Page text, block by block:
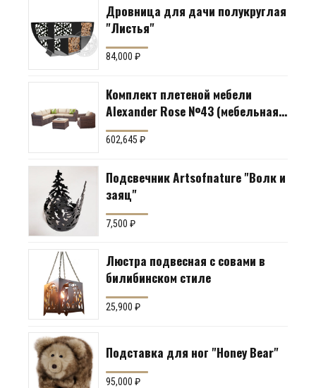
Дровница для дачи полукруглая
"Листья"
84,000₽
Комплект плетеной мебели
Alexander Rose №43 (мебельная
группа для гостиной или
террасы)
602,645₽
Подсвечник Artsofnature "Волк и
заяц"
7,500₽
Люстра подвесная с совами в
билибинском стиле
25,900₽
Подставка для ног "Honey Bear"
95,000₽